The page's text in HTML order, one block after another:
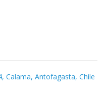
Calama, Antofagasta, Chile